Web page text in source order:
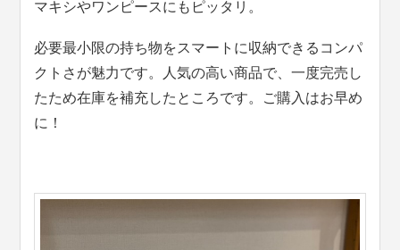
マキシやワンピースにもピッタリ。
必要最小限の持ち物をスマートに収納できるコンパ
クトさが魅力です。人気の高い商品で、一度完売し
たため在庫を補充したところです。ご購入はお早め
に！